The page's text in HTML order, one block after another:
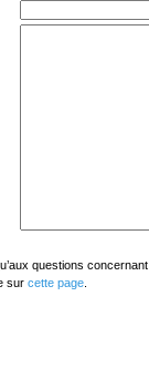
questions
sur cette page